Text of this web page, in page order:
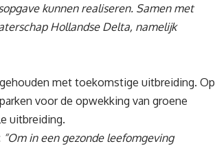
kunnen realiseren. Samen met
Hollandse Delta, namelijk
met toekomstige uitbreiding. Op
voor de opwekking van groene
uitbreiding.
“Om in een gezonde leefomgeving